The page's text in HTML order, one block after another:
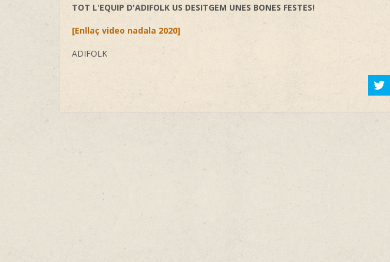
TOT L'EQUIP D'ADIFOLK US DESITGEM UNES BONES FESTES!
[Enllaç video nadala 2020]
ADIFOLK